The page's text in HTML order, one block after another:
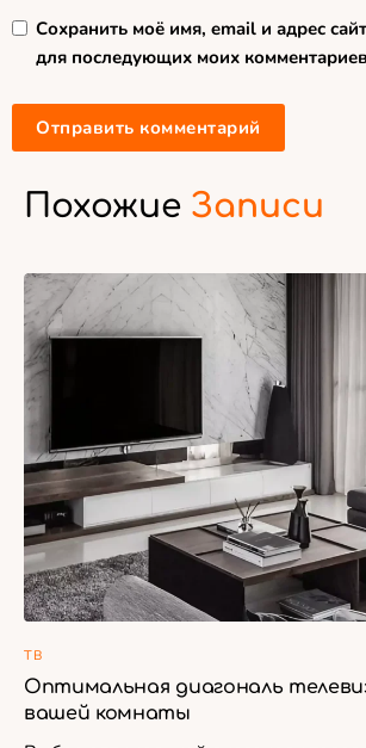
Сохранить моё имя, email и адрес
для последующих моих
Похожие Записи
ТВ
Оптимальная диагональ
вашей комнаты